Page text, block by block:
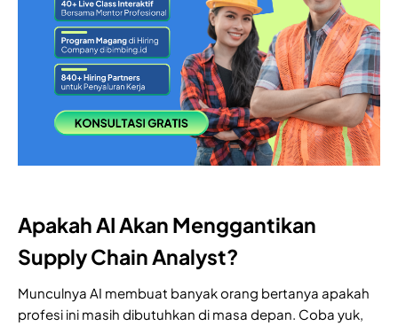
Apakah AI Akan Menggantikan
Supply Chain Analyst?
Munculnya AI membuat banyak orang bertanya apakah
profesi ini masih dibutuhkan di masa depan. Coba yuk,